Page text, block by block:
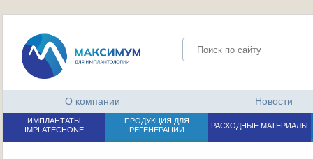
О компании Новости
ИМПЛАНТАТЫ
IMPLATECHONE
ПРОДУКЦИЯ ДЛЯ
РЕГЕНЕРАЦИИ
РАСХОДНЫЕ МАТЕРИАЛЫ